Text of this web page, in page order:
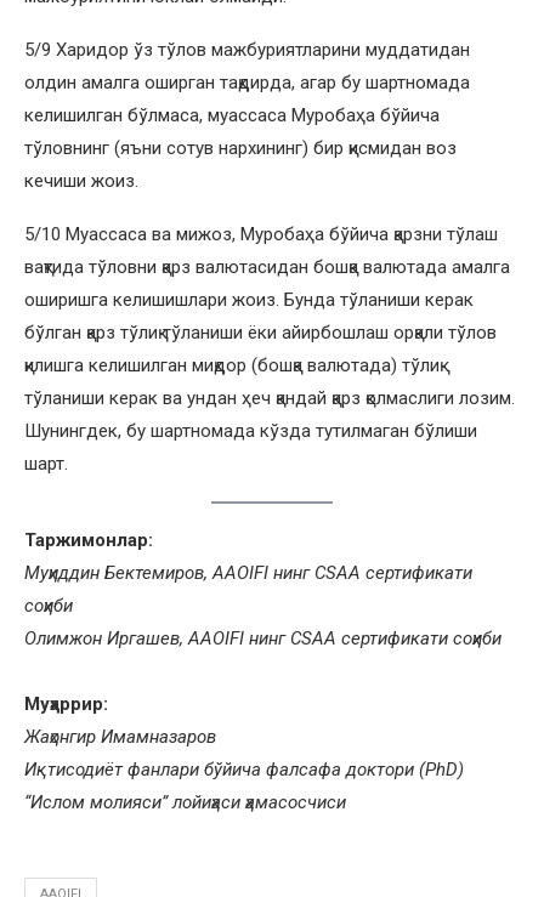
5/9 Харидор ўз тўлов мажбуриятларини муддатидан
олдин амалга оширган тақдирда, агар бу шартномада
келишилган бўлмаса, муассаса Муробаҳа бўйича
тўловнинг (яъни сотув нархининг) бир қисмидан воз
кечиши жоиз.
5/10 Муассаса ва мижоз, Муробаҳа бўйича қарзни тўлаш
вақтида тўловни қарз валютасидан бошқа валютада амалга
оширишга келишишлари жоиз. Бунда тўланиши керак
бўлган қарз тўлиқ тўланиши ёки айирбошлаш орқали тўлов
қилишга келишилган миқдор (бошқа валютада) тўлиқ
тўланиши керак ва ундан ҳеч қандай қарз қолмаслиги лозим.
Шунингдек, бу шартномада кўзда тутилмаган бўлиши
шарт.
Таржимонлар:
Муҳиддин Бектемиров, AAOIFI нинг CSAA сертификати
соҳиби
Олимжон Иргашев, AAOIFI нинг CSAA сертификати соҳиби
Муҳаррир:
Жаҳонгир Имамназаров
Иқтисодиёт фанлари бўйича фалсафа доктори (PhD)
“Ислом молияси” лойиҳаси ҳамасосчиси